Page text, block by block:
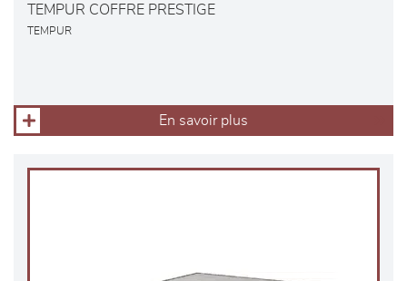
TEMPUR COFFRE PRESTIGE
TEMPUR
En savoir plus